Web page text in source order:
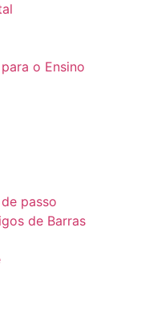
o Ensino
passo
de Barras